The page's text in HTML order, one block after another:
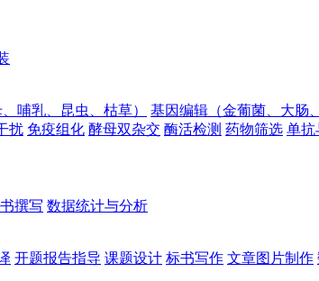
哺乳、昆虫、枯草） 基因编辑（金葡菌、大肠
扰 免疫组化 酵母双杂交 酶活检测 药物筛选 单抗
撰写 数据统计与分析
开题报告指导 课题设计 标书写作 文章图片制作